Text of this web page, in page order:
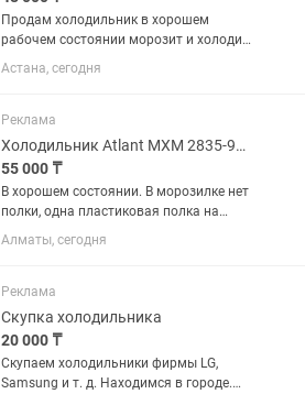
Продам холодильник в хорошем
рабочем состоянии морозит и холодит
марка Vestal высота 1,50 см ширина 60
см все полки целый без ремонта без
Астана, сегодня
Реклама
Холодильник Atlant МХМ 2835-90 белый
55 000 ₸
В хорошем состоянии. В морозилке нет
полки, одна пластиковая полка на
дверце сломана. В эксплуатации 2
года. Технические
х 60 х 64.5 см.Общий объем: 280
литров...
Алматы, сегодня
Реклама
Скупка холодильника
20 000 ₸
Скупаем холодильники фирмы LG,
Samsung и т. д. Находимся в городе.